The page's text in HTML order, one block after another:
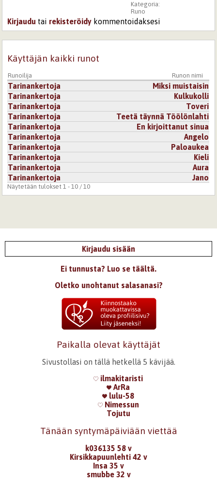
Kategoria:
Runo
Kirjaudu tai rekisteröidy kommentoidaksesi
Käyttäjän kaikki runot
Runoilija Runon nimi
Tarinankertoja
Miksi muistaisin
Tarinankertoja
Kulkukolli
Tarinankertoja
Toveri
Tarinankertoja
Teetä täynnä Töölönlahti
Tarinankertoja
En kirjoittanut sinua
Tarinankertoja
Angelo
Tarinankertoja
Paloaukea
Tarinankertoja
Kieli
Tarinankertoja
Aura
Tarinankertoja
Jano
Näytetään tulokset 1 - 10 / 10
Kirjaudu sisään
Ei tunnusta? Luo se täältä.
Oletko unohtanut salasanasi?
Paikalla olevat käyttäjät
Sivustollasi on tällä hetkellä 5 kävijää.
ilmakitaristi
ArRa
lulu-58
Nimessun
Tojutu
Tänään syntymäpäiviään viettää
k036135 58 v
Kirsikkapuunlehti 42 v
Insa 35 v
smubbe 32 v